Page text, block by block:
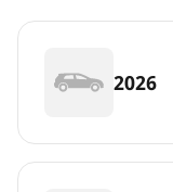
2026